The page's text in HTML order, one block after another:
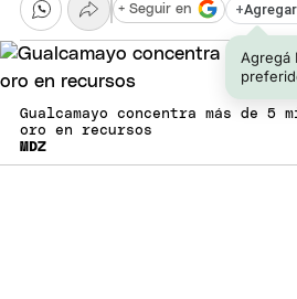
+
Agregá
+ Seguir en
Gualcamayo concentra más de 5
oro en recursos
MDZ